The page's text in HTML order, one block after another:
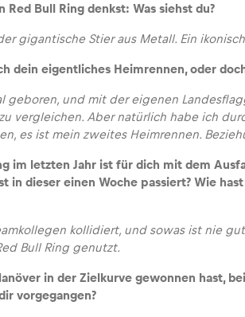
Bull Ring denkst: Was siehst du?
gigantische Stier aus Metall. Ein
dein eigentliches Heimrennen, oder
geboren, und mit der eigenen
vergleichen. Aber natürlich habe ich
es ist mein zweites Heimrennen.
im letzten Jahr ist für dich mit dem
in dieser einen Woche passiert? Wie
kollidiert, und sowas ist nie
Bull Ring genutzt.
in der Zielkurve gewonnen hast,
vorgegangen?